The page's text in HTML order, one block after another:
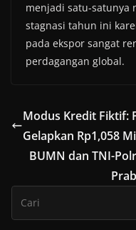
menjadi satu-satunya
stagnasi tahun ini
pada ekspor sangat
perdagangan global.
Modus Kredit Fiktif:
Gelapkan Rp1,058
BUMN dan TNI-